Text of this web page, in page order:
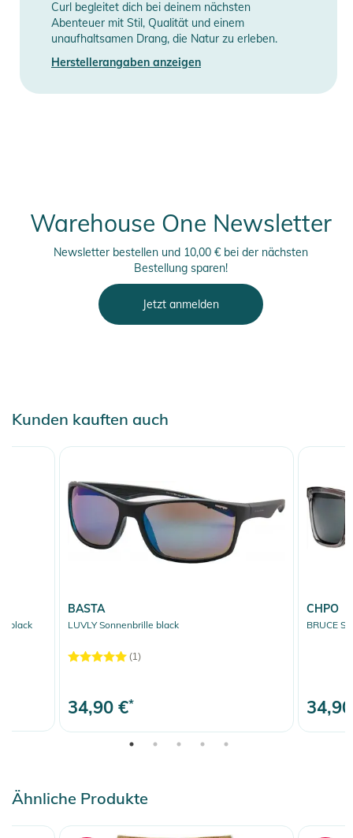
Curl begleitet dich bei deinem nächsten
Abenteuer mit Stil, Qualität und einem
unaufhaltsamen Drang, die Natur zu erleben.
Herstellerangaben anzeigen
Warehouse One Newsletter
Newsletter bestellen und 10,00 € bei der nächsten
Bestellung sparen!
Jetzt anmelden
Kunden kauften auch
black
BASTA
LUVLY Sonnenbrille black
(1)
34,90 €*
CHPO
BRUCE
Ähnliche Produkte